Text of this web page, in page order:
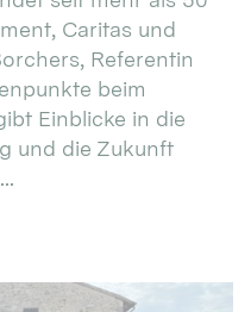
Caritas und
Referentin
beim
Einblicke in die
und die Zukunft